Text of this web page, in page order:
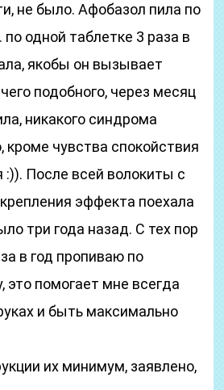
не было. Афобазол пила по
по одной таблетке 3 раза в
якобы он вызывает
подобного, через месяц
никакого синдрома
кроме чувства спокойствия
:)). После всей волокиты с
эффекта поехала
три года назад. С тех пор
в год пропиваю по
это помогает мне всегда
и быть максимально
их минимум, заявлено,